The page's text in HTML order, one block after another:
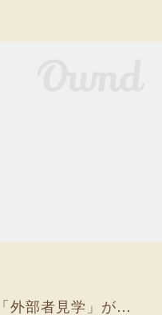
私の担当講義で１ヶ月間「外部者見学」が可能に！